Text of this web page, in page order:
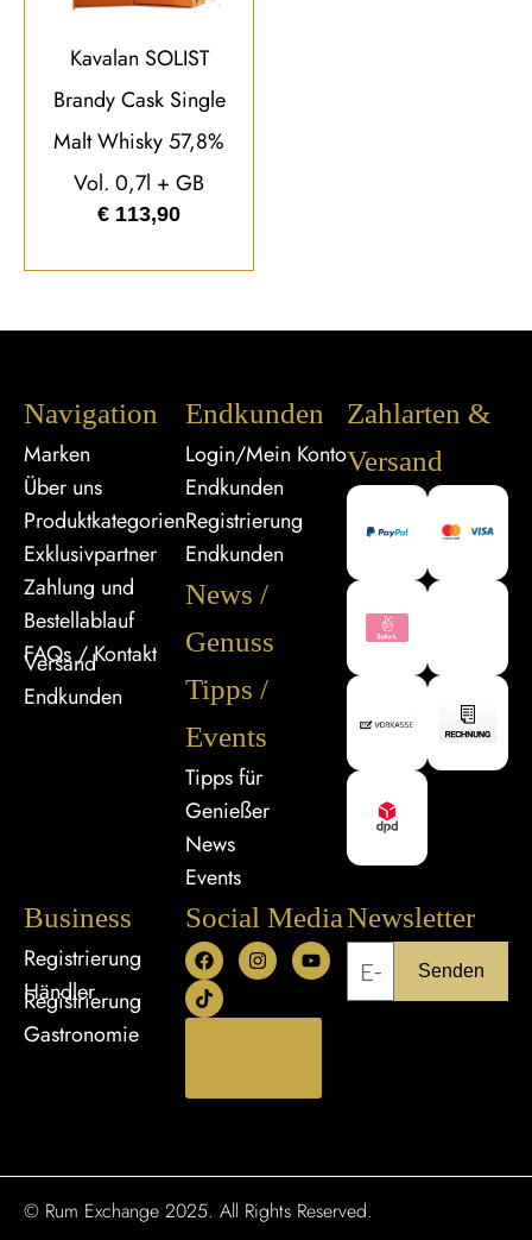
Kavalan SOLIST
Brandy Cask Single
Malt Whisky 57,8%
Vol. 0,7l + GB
€ 113,90
Navigation
Marken
Über uns
Produktkategorien
Exklusivpartner
Zahlung und
Bestellablauf
FAQs / Kontakt
Versand
Endkunden
Endkunden
Login/Mein Konto
Endkunden
Registrierung
Endkunden
News /
Genuss
Tipps /
Events
Tipps für
Genießer
News
Events
Zahlarten &
Versand
Business
Registrierung
Händler
Registrierung
Gastronomie
Social MediaNewsletter
Senden
© Rum Exchange 2025. All Rights Reserved.